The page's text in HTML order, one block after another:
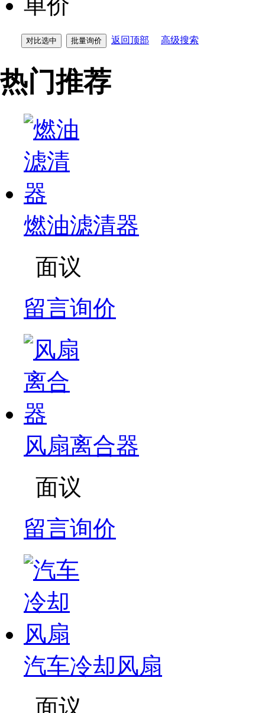
返回顶部 高级搜索
热门推荐
燃油滤清器
面议
留言询价
风扇离合器
面议
留言询价
汽车冷却风扇
面议